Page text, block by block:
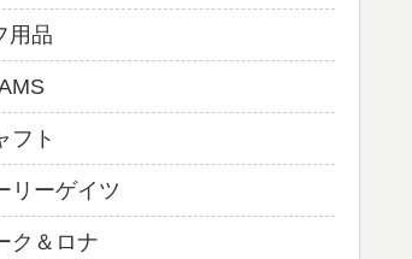
用品
フト
リーゲイツ
ク＆ロナ